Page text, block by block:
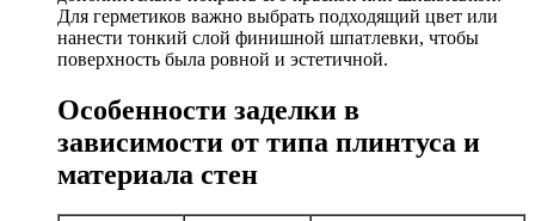
Для герметиков важно выбрать подходящий цвет или
нанести тонкий слой финишной шпатлевки, чтобы
поверхность была ровной и эстетичной.
Особенности заделки в
зависимости от типа плинтуса и
материала стен